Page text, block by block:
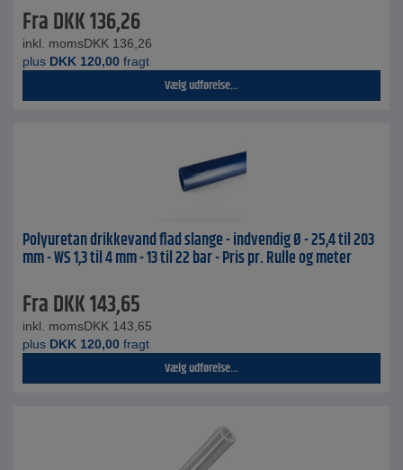
FraDKK136,26
inkl. momsDKK 136,26
plus DKK 120,00 fragt
Vælg udførelse...
Polyuretan drikkevand flad slange - indvendig Ø - 25,4 til 203
mm - WS 1,3 til 4 mm - 13 til 22 bar - Pris pr. Rulle og meter
FraDKK143,65
inkl. momsDKK 143,65
plus DKK 120,00 fragt
Vælg udførelse...